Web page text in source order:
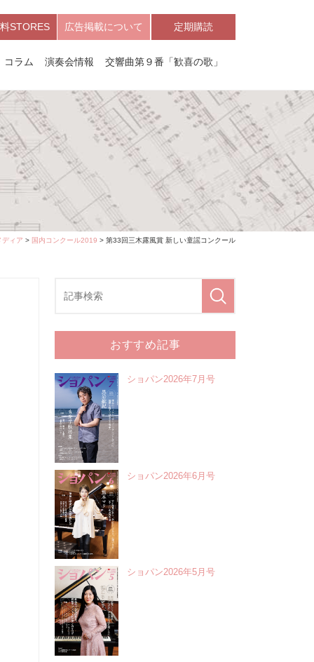
STORES 広告掲載について 定期購読
コラム 演奏会情報 交響曲第９番「歓喜の歌」
ディア > 国内コンクール2019 > 第33回三木露風賞 新しい童謡コンクール
おすすめ記事
ショパン2026年7月号
ショパン2026年6月号
ショパン2026年5月号